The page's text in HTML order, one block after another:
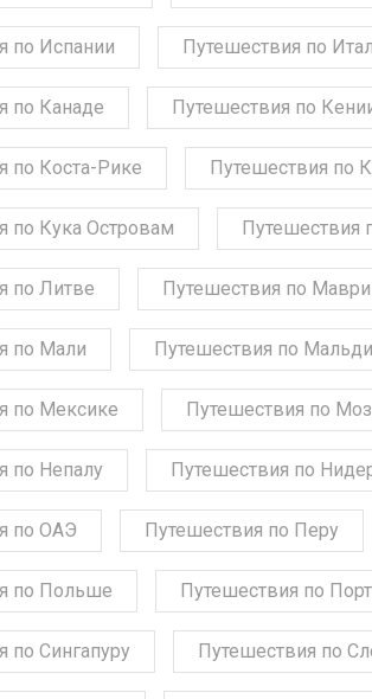
по Испании Путешествия по
по Канаде Путешествия по
по Коста-Рике Путешествия по
по Кука Островам Путешествия
по Литве Путешествия по
по Мали Путешествия по
по Мексике Путешествия по
по Непалу Путешествия по
по ОАЭ Путешествия по Перу
по Польше Путешествия по
по Сингапуру Путешествия по